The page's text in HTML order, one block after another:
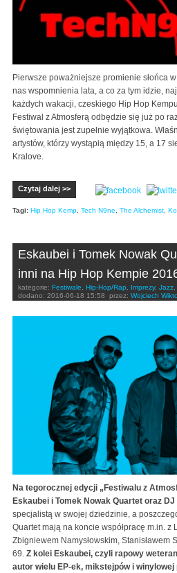
Pierwsze poważniejsze promienie słońca
nas wspomnienia lata, a co za tym idzie,
każdych wakacji, czeskiego Hip Hop
Festiwal z Atmosferą odbędzie się już po
świętowania jest zupełnie wyjątkowa.
artystów, którzy wystąpią między 15, a 17
Kralove.
Czytaj dalej >>
Tagi: Hip Hop Kemp Tech N9ne The Alchemist
Eskaubei i Tomek Nowak
inni na Hip Hop Kempie
kategorie: Festiwale Hip-Hop/Rap Imprezy, Jazz
dodano: 2016-06-18 15:58 przez: Wojciech
Na tegorocznej edycji „Festiwalu z
Eskaubei i Tomek Nowak Quartet oraz DJ
specjalistą w swojej dziedzinie, a
Quartet mają na koncie współpracę m.in. z
Zbigniewem Namysłowskim, Stanisławem
69. Z kolei Eskaubei, czyli rapowy
autor wielu EP-ek, mikstejpów i winylowej